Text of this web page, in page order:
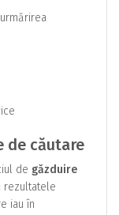
de căutare
de găzduire
rezultatele
iau în